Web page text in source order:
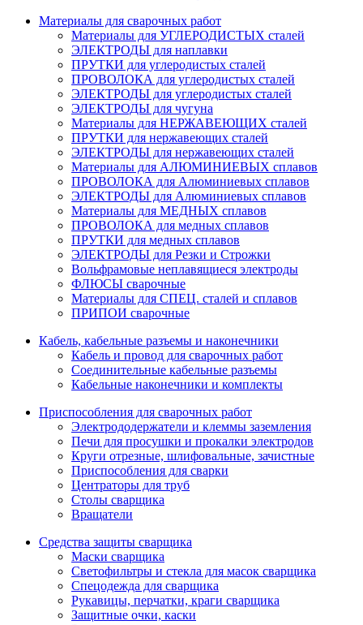
Материалы для сварочных работ
Материалы для УГЛЕРОДИСТЫХ сталей
ЭЛЕКТРОДЫ для наплавки
ПРУТКИ для углеродистых сталей
ПРОВОЛОКА для углеродистых сталей
ЭЛЕКТРОДЫ для углеродистых сталей
ЭЛЕКТРОДЫ для чугуна
Материалы для НЕРЖАВЕЮЩИХ сталей
ПРУТКИ для нержавеющих сталей
ЭЛЕКТРОДЫ для нержавеющих сталей
Материалы для АЛЮМИНИЕВЫХ сплавов
ПРОВОЛОКА для Алюминиевых сплавов
ЭЛЕКТРОДЫ для Алюминиевых сплавов
Материалы для МЕДНЫХ сплавов
ПРОВОЛОКА для медных сплавов
ПРУТКИ для медных сплавов
ЭЛЕКТРОДЫ для Резки и Строжки
Вольфрамовые неплавящиеся электроды
ФЛЮСЫ сварочные
Материалы для СПЕЦ. сталей и сплавов
ПРИПОИ сварочные
Кабель, кабельные разъемы и наконечники
Кабель и провод для сварочных работ
Соединительные кабельные разъемы
Кабельные наконечники и комплекты
Приспособления для сварочных работ
Электрододержатели и клеммы заземления
Печи для просушки и прокалки электродов
Круги отрезные, шлифовальные, зачистные
Приспособления для сварки
Центраторы для труб
Столы сварщика
Вращатели
Средства защиты сварщика
Маски сварщика
Светофильтры и стекла для масок сварщика
Спецодежда для сварщика
Рукавицы, перчатки, краги сварщика
Защитные очки, каски